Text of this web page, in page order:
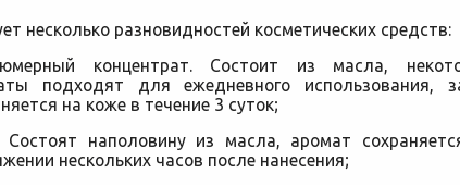
несколько разновидностей косметических средств:
концентрат. Состоит из масла,
подходят для ежедневного использования,
на коже в течение 3 суток;
Состоят наполовину из масла, аромат
нескольких часов после нанесения;